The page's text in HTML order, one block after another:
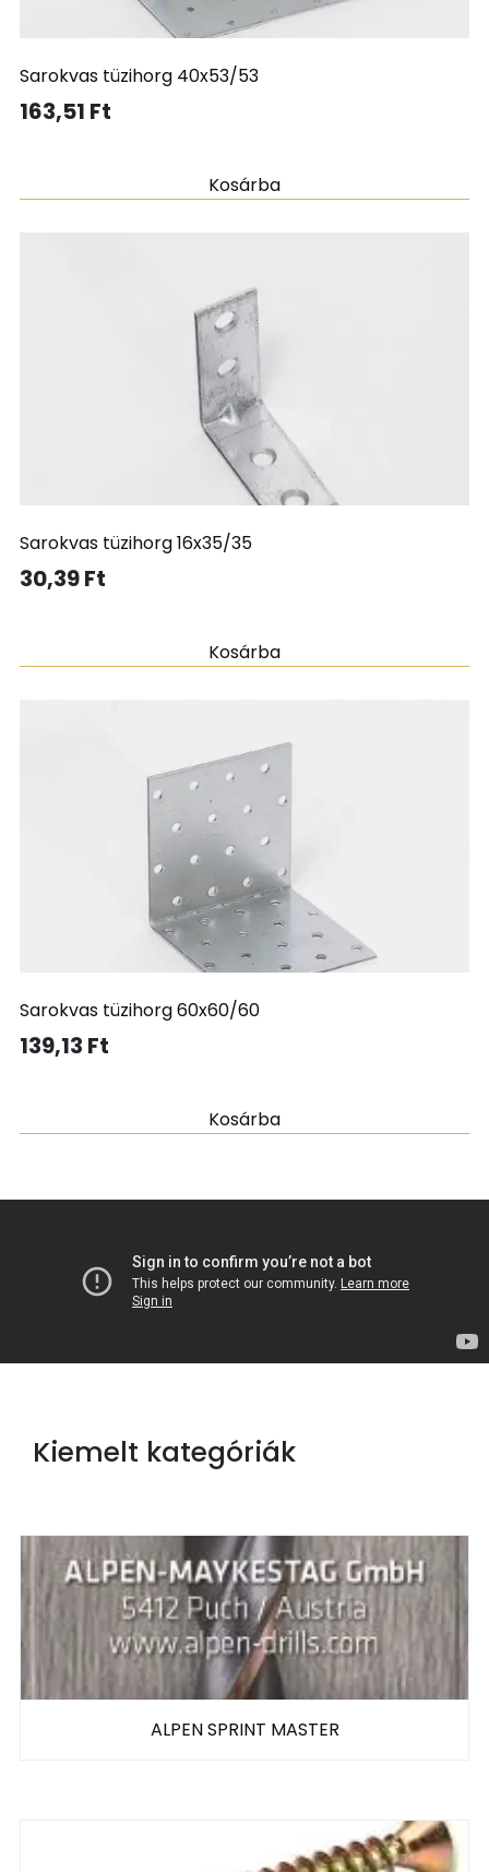
Sarokvas tüzihorg 40x53/53
163,51 Ft
Kosárba
Sarokvas tüzihorg 16x35/35
30,39Ft
Kosárba
Sarokvas tüzihorg 60x60/60
139,13 Ft
Kosárba
Kiemelt kategóriák
ALPEN SPRINT MASTER